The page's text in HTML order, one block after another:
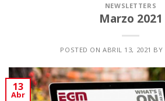
NEWSLETTERS
Marzo 2021
POSTED ONABRIL 13, 2021 BY
13
Abr